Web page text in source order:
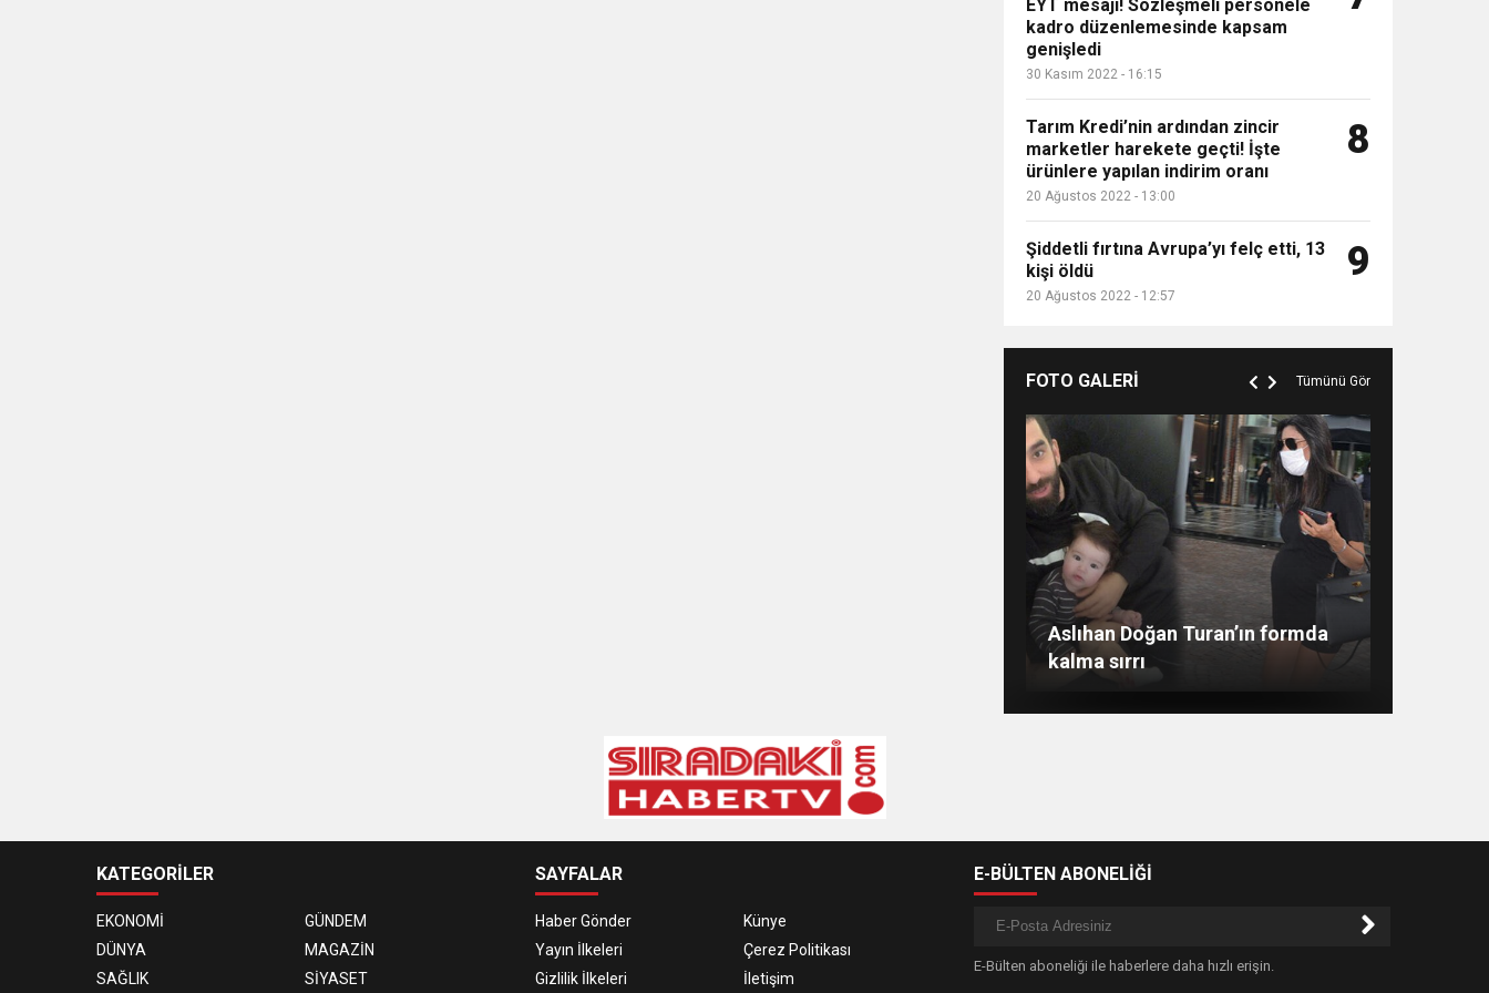
EYT mesajı! Sözleşmeli personele
kadro düzenlemesinde kapsam
genişledi
30 Kasım 2022 - 16:15
Tarım Kredi’nin ardından zincir
marketler harekete geçti! İşte
ürünlere yapılan indirim oranı
20 Ağustos 2022 - 13:00
8
Şiddetli fırtına Avrupa’yı felç etti, 13
kişi öldü
20 Ağustos 2022 - 12:57
9
FOTO GALERİ Tümünü Gör
Evlat mücadelesi veren baba:
“Biz ağlarken HDP’liler düğün
yapıyor”
Aslıhan Doğan Turan’ın formda
kalma sırrı
dikkat çekti
Merve Şarapçıoğlu’dan eski eşi
Berk Oktay’a gönderme
KATEGORİLER
EKONOMİ
GÜNDEM
DÜNYA
MAGAZİN
SAĞLIK
SİYASET
SAYFALAR
Haber Gönder
Künye
Yayın İlkeleri
Çerez Politikası
Gizlilik İlkeleri
İletişim
E-BÜLTEN ABONELİĞİ
E-Bülten aboneliği ile haberlere daha hızlı erişin.